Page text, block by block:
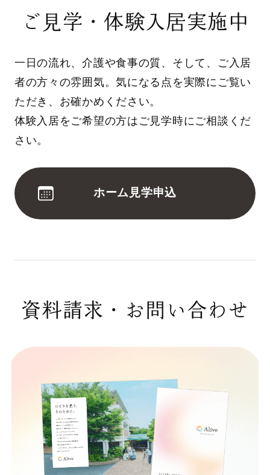
ご見学・体験入居実施中
一日の流れ、介護や食事の質、そして、ご入居
者の方々の雰囲気。気になる点を実際にご覧い
ただき、お確かめください。
体験入居をご希望の方はご見学時にご相談くだ
さい。
ホーム見学申込
資料請求・お問い合わせ